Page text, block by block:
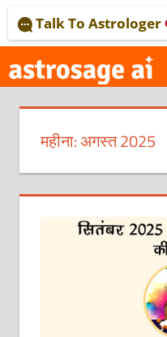
to
content
Talk To Astrologer
महीना:अगस्त 2025